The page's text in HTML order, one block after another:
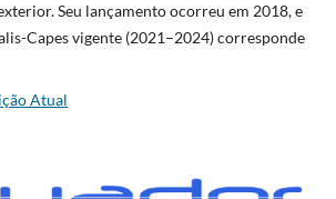
Seu lançamento ocorreu em 2018, e
Capes vigente (2021–2024) corresponde
Atual